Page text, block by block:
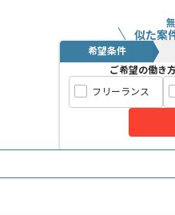
似た案
希望条件
ご希望の働き
フリーランス